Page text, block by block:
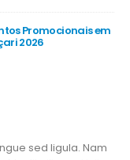
Promocionais em
2026
sed ligula. Nam